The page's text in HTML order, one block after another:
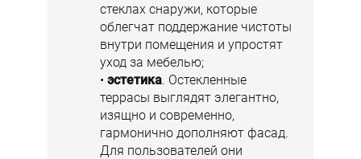
стеклах снаружи, которые
облегчат поддержание чистоты
внутри помещения и упростят
уход за мебелью;
эстетика. Остекленные
террасы выглядят элегантно,
изящно и современно,
гармонично дополняют фасад.
Для пользователей они